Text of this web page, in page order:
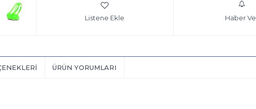
Listene Ekle Haber
ÜRÜN YORUMLARI